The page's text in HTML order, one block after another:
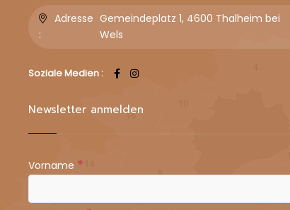
Adresse
:
Gemeindeplatz 1, 4600 Thalheim bei
Wels
Soziale Medien :
Newsletter anmelden
Vorname *